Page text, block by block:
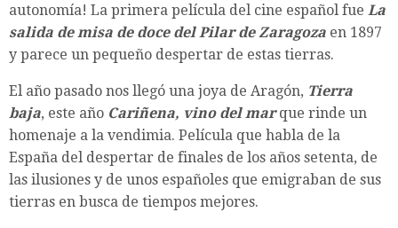
autonomía! La primera película del cine español fue La
salida de misa de doce del Pilar de Zaragoza en 1897
y parece un pequeño despertar de estas tierras.
El año pasado nos llegó una joya de Aragón, Tierra
baja, este año Cariñena, vino del marque rinde un
homenaje a la vendimia. Película que habla de la
España del despertar de finales de los años setenta, de
las ilusiones y de unos españoles que emigraban de sus
tierras en busca de tiempos mejores.